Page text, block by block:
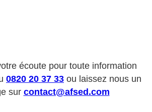
écoute pour toute information
0820 20 37 33 ou laissez nous un
sur contact@afsed.com